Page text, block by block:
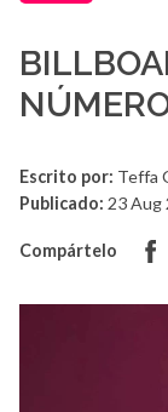
Escrito por: Teffa
Publicado: 23 Aug
Compártelo